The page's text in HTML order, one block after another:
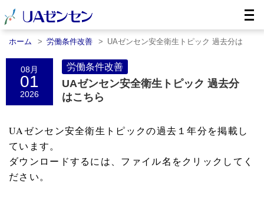
ホーム 労働条件改善
UAゼンセン安全衛生トピック 過去分は
08月
01
2026
労働条件改善
UAゼンセン安全衛生トピック 過去分
はこちら
UAゼンセン安全衛生トピックの過去１年分を掲載し
ています。
ダウンロードするには、ファイル名をクリックしてく
ださい。